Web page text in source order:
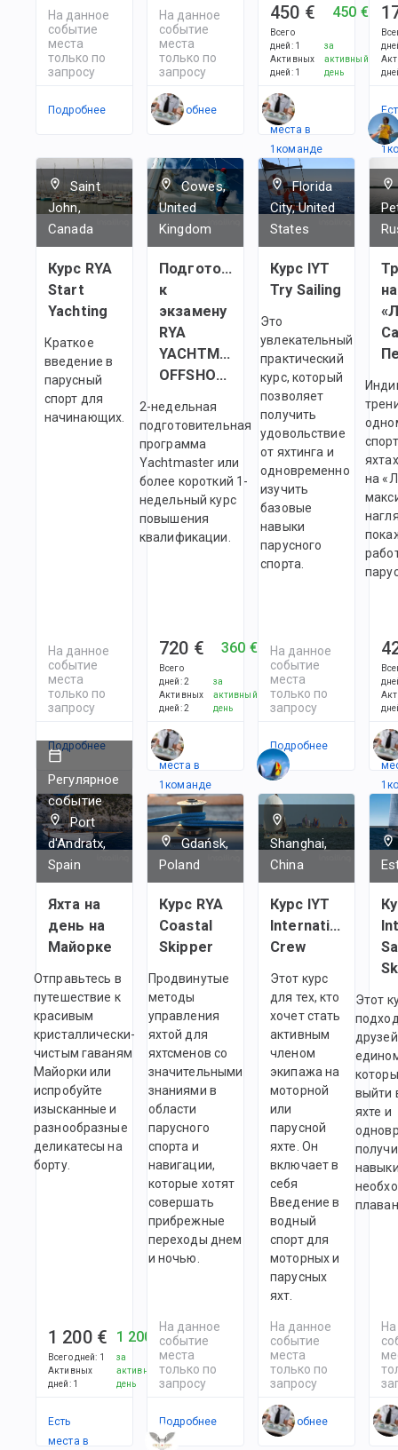
На данное
событие
места
только по
запросу
Подробнее
На данное
событие
места
только по
запросу
Подробнее
450 €
Всего
дней: 1
Активных
дней: 1
450 €
за
активный
день
Есть
места в
1командe
1
Saint
John,
Canada
Курс RYA
Start
Yachting
Краткое
введение в
парусный
спорт для
начинающих.
На данное
событие
места
только по
запросу
Подробнее
Cowes,
United
Kingdom
Подготовка
к
экзамену
RYA
YACHTMASTER
OFFSHORE
2-недельная
подготовительная
программа
Yachtmaster или
более короткий 1-
недельный курс
повышения
квалификации.
720 €
Всего
дней:2
Активных
дней:2
360 €
за
активный
день
Есть
места в
1командe
Florida
City, United
States
Курс IYT
Try Sailing
Это
увлекательный
практический
курс, который
позволяет
получить
удовольствие
от яхтинга и
одновременно
изучить
базовые
навыки
парусного
спорта.
На данное
событие
места
только по
запросу
Подробнее
на
на
1
Регулярное
событие
Port
d'Andratx,
Spain
Яхта на
день на
Майорке
Отправьтесь в
путешествие к
красивым
кристаллически-
чистым гаваням
Майорки или
испробуйте
изысканные и
разнообразные
деликатесы на
борту.
1 200 €
Всего дней: 1
Активных
дней: 1
1 200 €
за
активный
день
Есть
места в
Gdańsk,
Poland
Курс RYA
Coastal
Skipper
Продвинутые
методы
управления
яхтой для
яхтсменов со
значительными
знаниями в
области
парусного
спорта и
навигации,
которые хотят
совершать
прибрежные
переходы днем
и ночью.
На данное
событие
места
только по
запросу
Подробнее
Shanghai,
China
Курс IYT
International
Crew
Этот курс
для тех, кто
хочет стать
активным
членом
экипажа на
моторной
или
парусной
яхте. Он
включает в
себя
Введение в
водный
спорт для
моторных и
парусных
яхт.
На данное
событие
места
только по
запросу
Подробнее
Этот
выйти
яхте и